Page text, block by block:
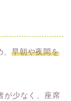
、早朝や夜間を
が少なく、座席